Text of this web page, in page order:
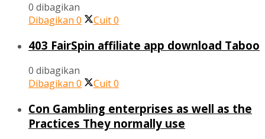
0 dibagikan
Dibagikan 0 Cuit0
403 FairSpin affiliate app download Taboo
0 dibagikan
Dibagikan 0 Cuit0
Con Gambling enterprises as well as the
Practices They normally use